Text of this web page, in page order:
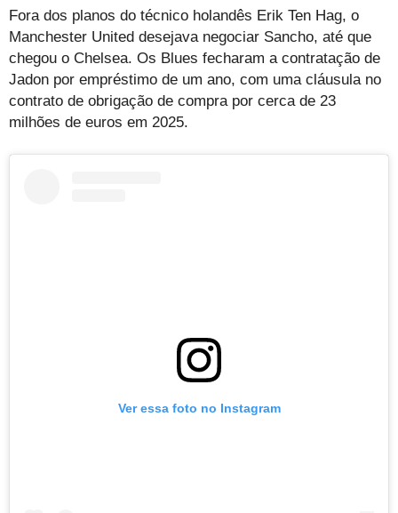
Fora dos planos do técnico holandês Erik Ten Hag, o
Manchester United desejava negociar Sancho, até que
chegou o Chelsea. Os Blues fecharam a contratação de
Jadon por empréstimo de um ano, com uma cláusula no
contrato de obrigação de compra por cerca de 23
milhões de euros em 2025.
Ver essa foto no Instagram